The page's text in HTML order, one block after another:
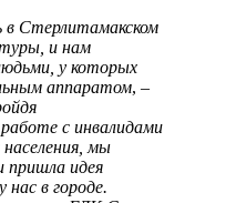
в Стерлитамакском
и нам
у которых
аппаратом, –
с инвалидами
мы
пришла идея
нас в городе.